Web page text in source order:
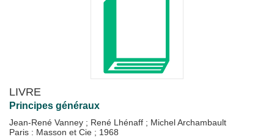
LIVRE
Principes généraux
Jean-René Vanney ; René Lhénaff ; Michel Archambault
Paris : Masson et Cie ; 1968